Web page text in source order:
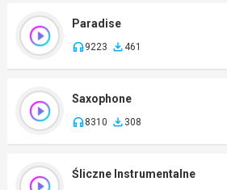
Paradise
9223 461
Saxophone
8310 308
Śliczne Instrumentalne